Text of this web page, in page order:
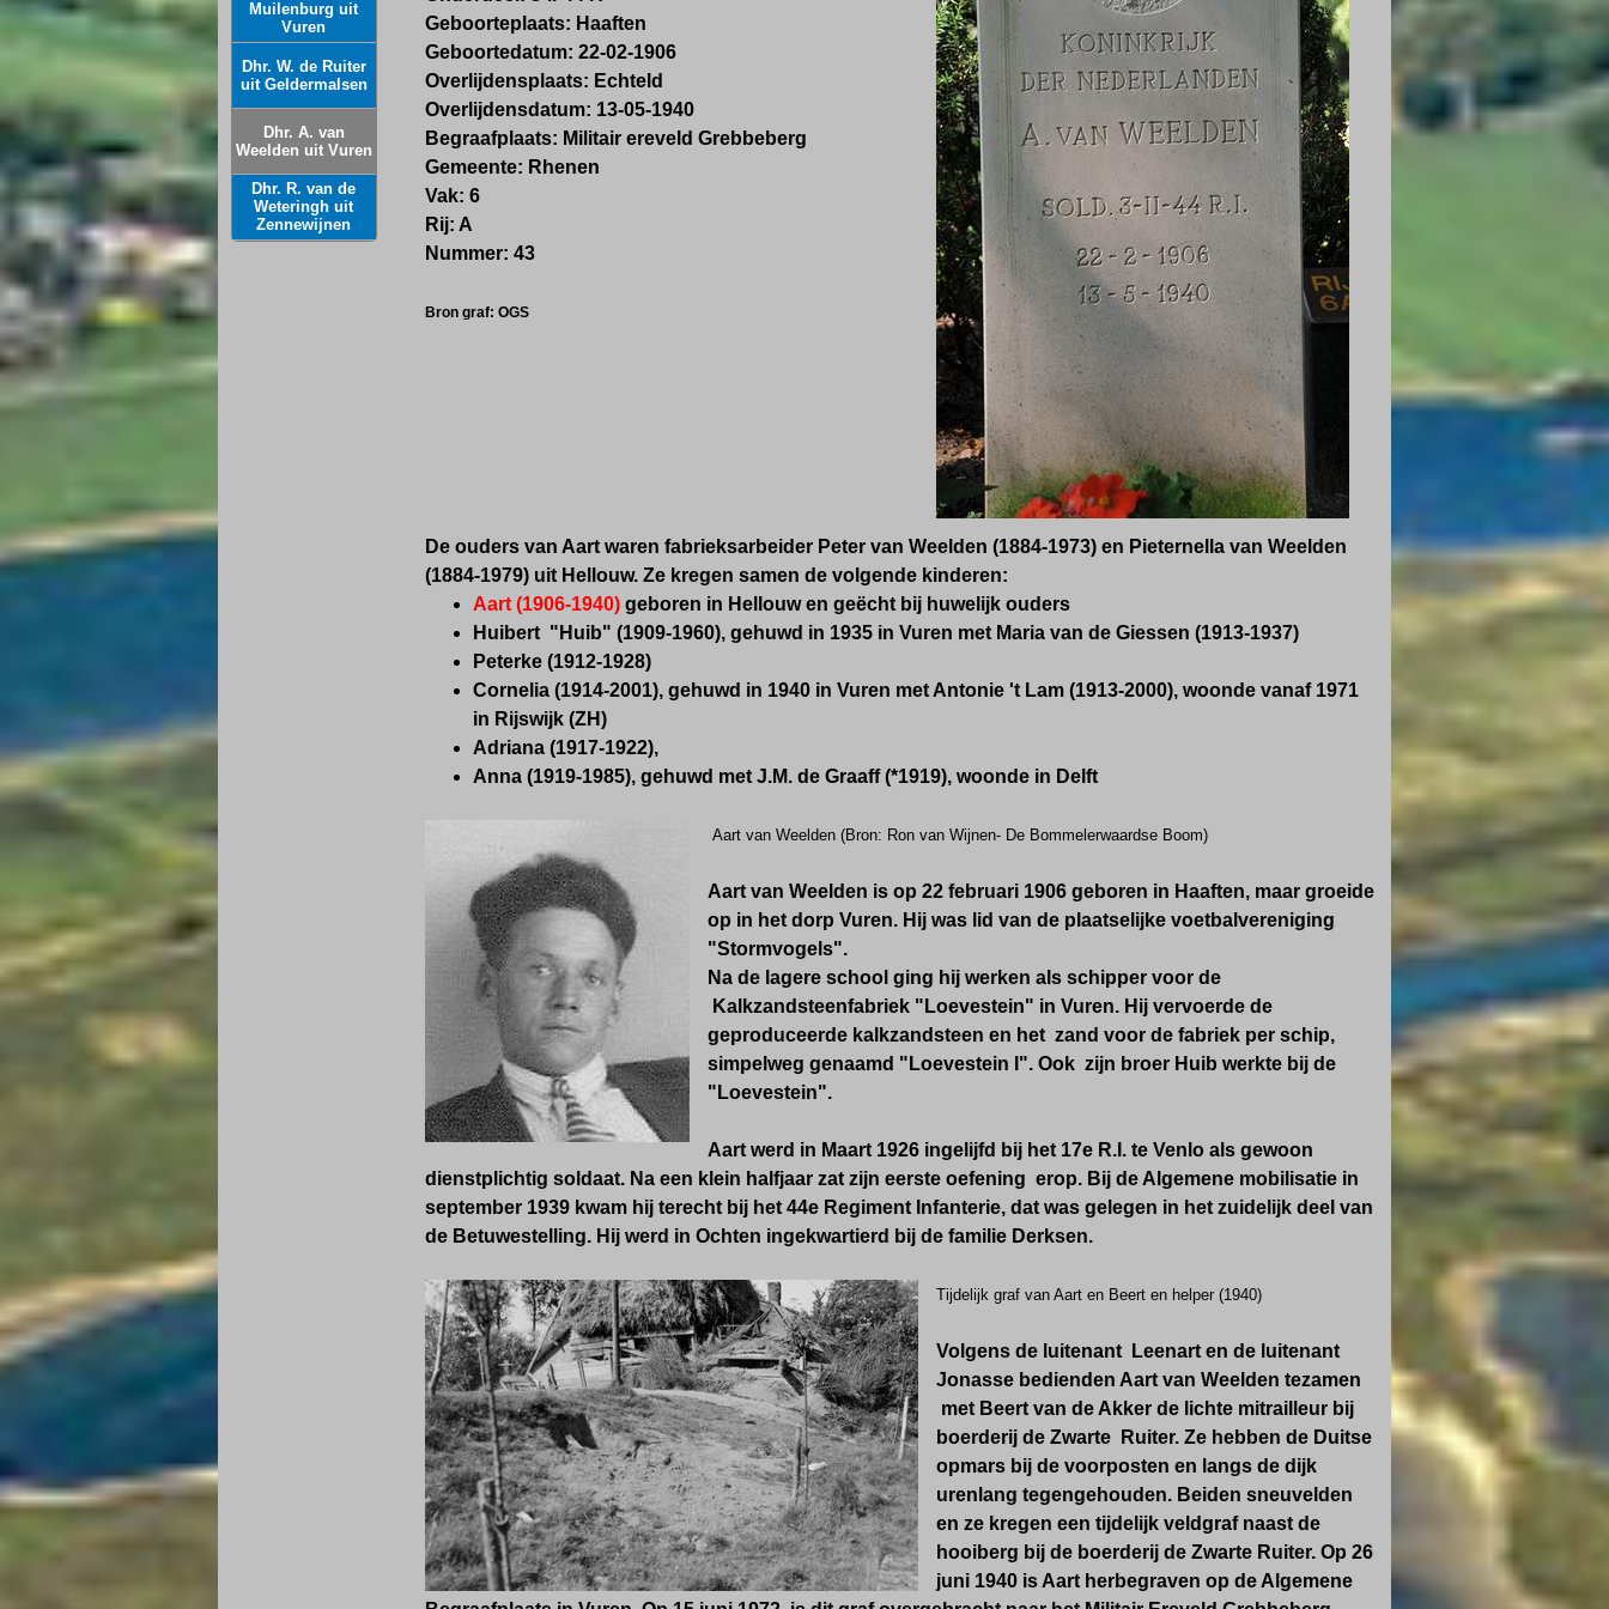
Geboorteplaats: Haaften
Geboortedatum: 22-02-1906
Overlijdensplaats: Echteld
Overlijdensdatum: 13-05-1940
Begraafplaats: Militair ereveld Grebbeberg
Gemeente: Rhenen
Vak: 6
Rij: A
Nummer: 43
Bron graf: OGS
De ouders van Aart waren fabrieksarbeider Peter van Weelden (1884-1973) en Pieternella van Weelden
(1884-1979) uit Hellouw. Ze kregen samen de volgende kinderen:
Aart (1906-1940)geboren in Hellouw en geëcht bij huwelijk ouders
Huibert "Huib" (1909-1960), gehuwd in 1935 in Vuren met Maria van de Giessen (1913-1937)
Peterke (1912-1928)
Cornelia (1914-2001), gehuwd in 1940 in Vuren met Antonie 't Lam (1913-2000), woonde vanaf 1971
in Rijswijk (ZH)
Adriana (1917-1922),
Anna (1919-1985), gehuwd met J.M. de Graaff (*1919), woonde in Delft
Aart van Weelden (Bron: Ron van Wijnen- De Bommelerwaardse Boom)
Aart van Weelden is op 22 februari 1906 geboren in Haaften, maar groeide
op in het dorp Vuren. Hij was lid van de plaatselijke voetbalvereniging
"Stormvogels".
Na de lagere school ging hij werken als schipper voor de
Kalkzandsteenfabriek "Loevestein" in Vuren. Hij vervoerde de
geproduceerde kalkzandsteen en het zand voor de fabriek per schip,
simpelweg genaamd "Loevestein I". Ook zijn broer Huib werkte bij de
"Loevestein".
Aart werd in Maart 1926 ingelijfd bij het 17e R.I. te Venlo als gewoon
dienstplichtig soldaat. Na een klein halfjaar zat zijn eerste oefening erop. Bij de Algemene mobilisatie in
september 1939 kwam hij terecht bij het 44e Regiment Infanterie, dat was gelegen in het zuidelijk deel van
de Betuwestelling. Hij werd in Ochten ingekwartierd bij de familie Derksen.
Tijdelijk graf van Aart en Beert en helper (1940)
Volgens de luitenant Leenart en de luitenant
Jonasse bedienden Aart van Weelden tezamen
met Beert van de Akker de lichte mitrailleur bij
boerderij de Zwarte Ruiter. Ze hebben de Duitse
opmars bij de voorposten en langs de dijk
urenlang tegengehouden. Beiden sneuvelden
en ze kregen een tijdelijk veldgraf naast de
hooiberg bij de boerderij de Zwarte Ruiter. Op 26
juni 1940 is Aart herbegraven op de Algemene
Muilenburg uit
Vuren
Dhr. W. de Ruiter
uit Geldermalsen
Dhr. A. van
Weelden uit Vuren
Dhr. R. van de
Weteringh uit
Zennewijnen